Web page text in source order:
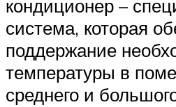
кондиционер –
система, которая
поддержание
температуры в
среднего и